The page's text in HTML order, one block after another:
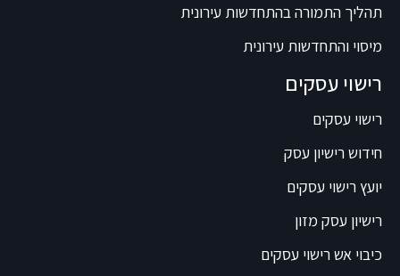
תהליך התמורה בהתחדשות עירונית
מיסוי והתחדשות עירונית
רישוי עסקים
רישוי עסקים
חידוש רישיון עסק
יועץ רישוי עסקים
רישיון עסק מזון
כיבוי אש רישוי עסקים